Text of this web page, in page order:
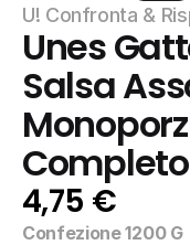
U! Confronta &
Unes
Salsa
Completo
4,75 €
Confezione 1200 G